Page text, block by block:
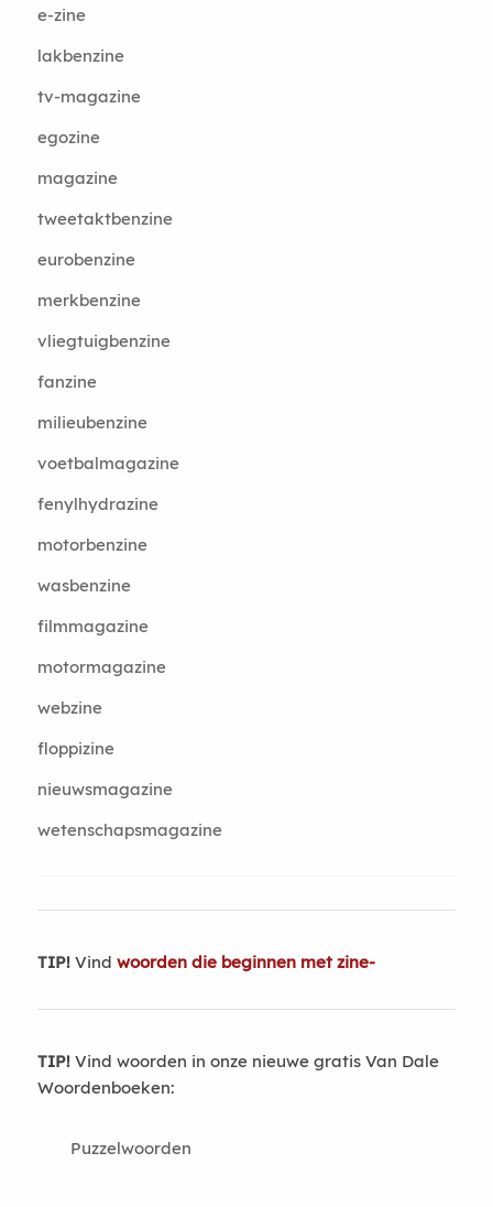
e-zine
lakbenzine
tv-magazine
egozine
magazine
tweetaktbenzine
eurobenzine
merkbenzine
vliegtuigbenzine
fanzine
milieubenzine
voetbalmagazine
fenylhydrazine
motorbenzine
wasbenzine
filmmagazine
motormagazine
webzine
floppizine
nieuwsmagazine
wetenschapsmagazine
TIP!Vind woorden die beginnen met zine-
TIP!Vind woorden in onze nieuwe gratis Van Dale
Woordenboeken:
Puzzelwoorden